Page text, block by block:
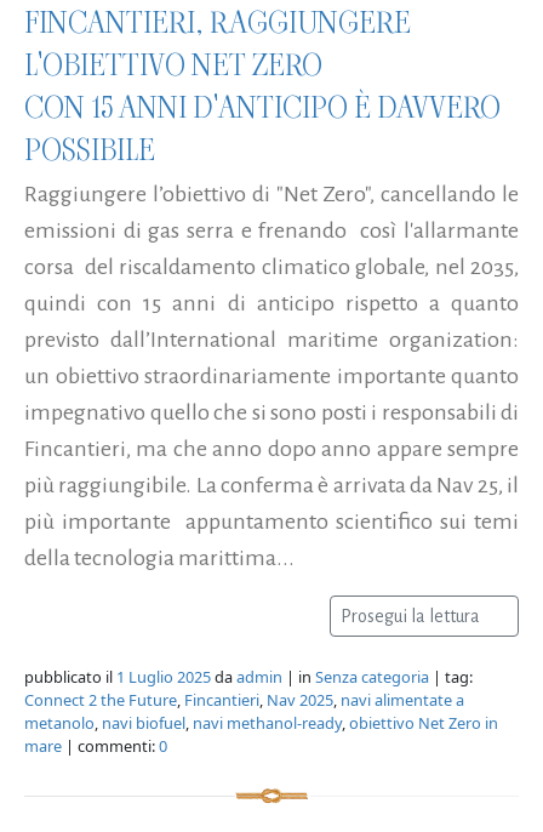
FINCANTIERI, RAGGIUNGERE
L'OBIETTIVO NET ZERO
CON 15 ANNI D'ANTICIPO È DAVVERO
POSSIBILE
Raggiungere l’obiettivo di "Net Zero", cancellando le
emissioni di gas serra e frenando così l'allarmante
corsa del riscaldamento climatico globale, nel 2035,
quindi con 15 anni di anticipo rispetto a quanto
previsto dall’International maritime organization:
un obiettivo straordinariamente importante quanto
impegnativo quello che si sono posti i responsabili di
Fincantieri, ma che anno dopo anno appare sempre
più raggiungibile. La conferma è arrivata da Nav 25, il
più importante appuntamento scientifico sui temi
della tecnologia marittima...
Prosegui la lettura
pubblicato il 1 Luglio 2025daadmin | in Senza categoria | tag:
Connect 2 the Future, Fincantieri, Nav 2025, navi alimentate a
metanolo, navi biofuel, navi methanol-ready,obiettivo Net Zero in
mare | commenti:0